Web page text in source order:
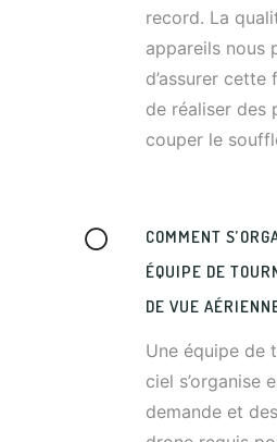
record. La
appareils nous
d’assurer
de réaliser des
couper le
COMMENT
ÉQUIPE DE
DE VUE
Une équipe de
ciel s’organise
demande et